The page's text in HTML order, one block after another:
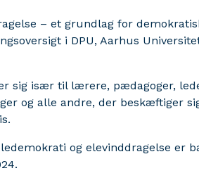
– et grundlag for
i DPU, Aarhus
sig især til lærere, pædagoger,
og alle andre, der beskæftiger
og elevinddragelse er